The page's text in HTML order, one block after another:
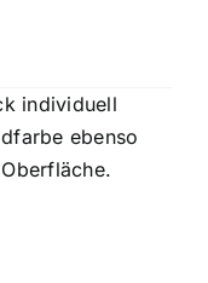
individuell
ebenso